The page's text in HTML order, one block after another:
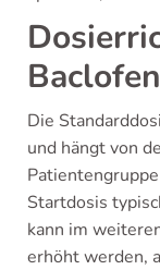
Baclofen
Die
und hängt von
Startdosis
kann im
erhöht werden,